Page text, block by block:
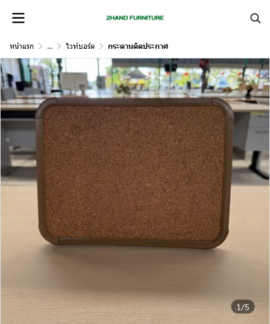
หน้าแรก ... ไวท์บอร์ด กระดานติดประกาศ
1/5